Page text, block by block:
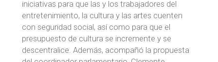
iniciativas para que las y los trabajadores del
entretenimiento, la cultura y las artes cuenten
con seguridad social, así como para que el
presupuesto de cultura se incremente y se
descentralice. Además, acompañó la propuesta